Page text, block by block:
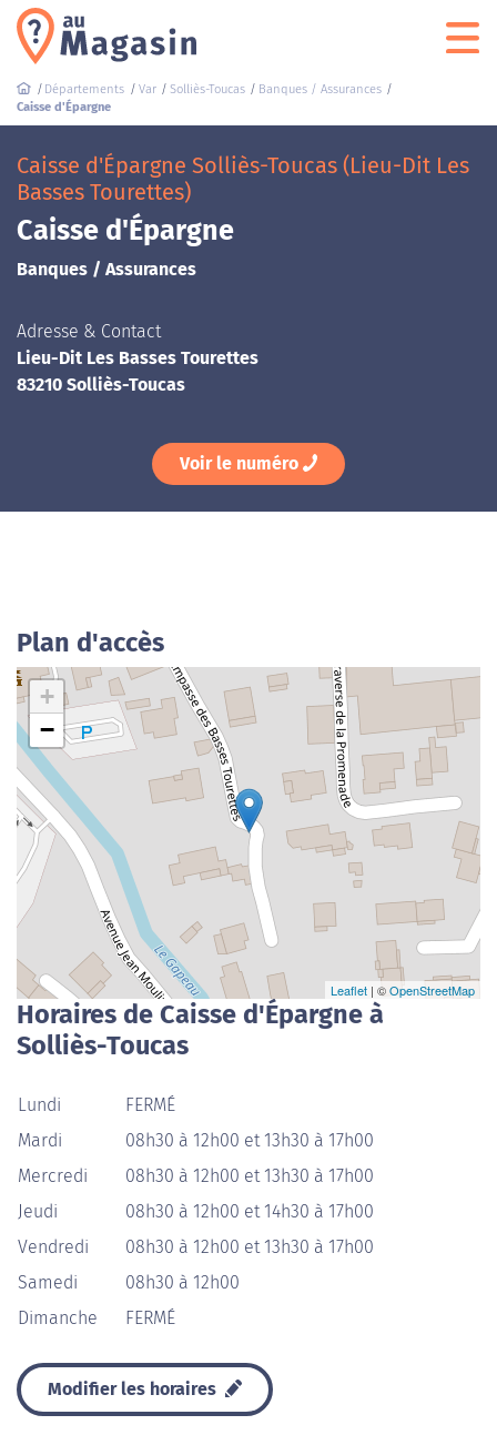
Départements Var Solliès-Toucas
Banques / Assurances
Caisse d'Épargne
Caisse d'Épargne Solliès-Toucas (Lieu-Dit Les
Basses Tourettes)
Caisse d'Épargne
Banques / Assurances
Adresse & Contact
Lieu-Dit Les Basses Tourettes
83210 Solliès-Toucas
Voir le numéro
Plan d'accès
+
−
Leaflet | ©OpenStreetMap
Horaires de Caisse d'Épargne à
Solliès-Toucas
Lundi
FERMÉ
Mardi
08h30 à 12h00 et 13h30 à 17h00
Mercredi
08h30 à 12h00 et 13h30 à 17h00
Jeudi
08h30 à 12h00 et 14h30 à 17h00
Vendredi
08h30 à 12h00 et 13h30 à 17h00
Samedi
08h30 à 12h00
Dimanche
FERMÉ
Modifier les horaires